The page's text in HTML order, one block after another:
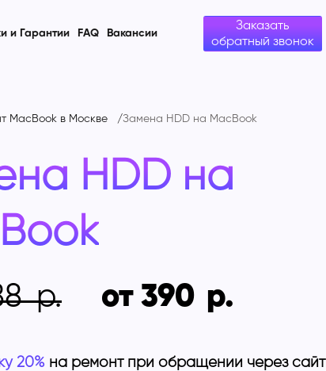
и Гарантии FAQ Вакансии
Заказать
обратный звонок
MacBook в Москве Замена HDD на MacBook
HDD на
от 390
20% на ремонт при обращении через сайт